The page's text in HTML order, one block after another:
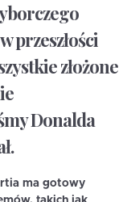
przeszłości
złożone
Donalda
ma gotowy